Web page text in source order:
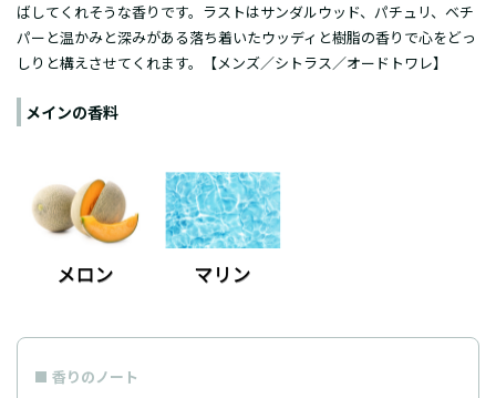
ばしてくれそうな香りです。ラストはサンダルウッド、パチュリ、ベチ
パーと温かみと深みがある落ち着いたウッディと樹脂の香りで心をどっ
しりと構えさせてくれます。【メンズ／シトラス／オードトワレ】
メインの香料
香りのノート